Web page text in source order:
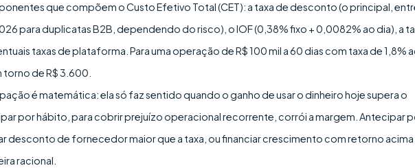
que compõem o Custo Efetivo Total (CET): a taxa de desconto (o principal,
para duplicatas B2B, dependendo do risco), o IOF (0,38% fixo + 0,0082% ao dia), a
taxas de plataforma. Para uma operação de R$ 100 mil a 60 dias com taxa de 1,8%
de R$ 3.600.
é matemática: ela só faz sentido quando o ganho de usar o dinheiro hoje supera o
por hábito, para cobrir prejuízo operacional recorrente, corrói a margem. Antecipar
desconto de fornecedor maior que a taxa, ou financiar crescimento com retorno
racional.